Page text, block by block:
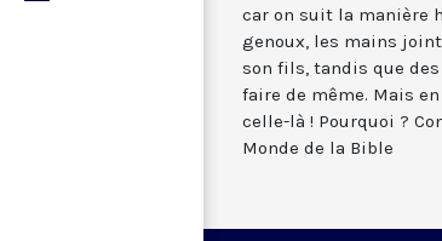
car on suit la manière
genoux, les mains
son fils, tandis que
faire de même. Mais
celle-là ! Pourquoi ?
Monde de la Bible